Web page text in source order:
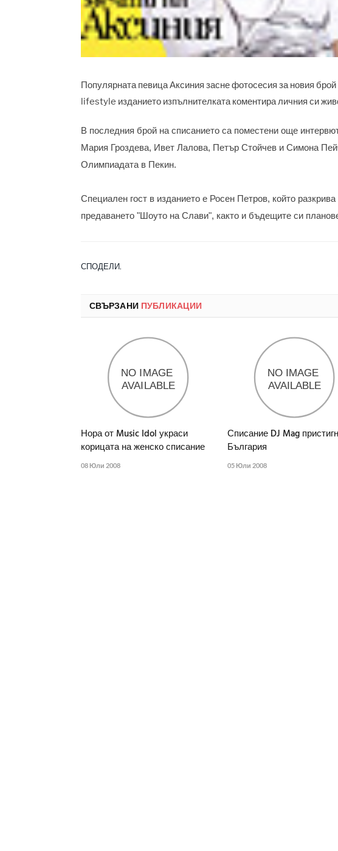
Популярната певица Аксиния засне фотосесия за новия
lifestyle изданието изпълнителката коментира личния си
В последния брой на списанието са поместени още
Мария Гроздева, Ивет Лалова, Петър Стойчев и Симона
Олимпиадата в Пекин.
Специален гост в изданието е Росен Петров, който
предаването "Шоуто на Слави", както и бъдещите си
СПОДЕЛИ.
СВЪРЗАНИ ПУБЛИКАЦИИ
Нора от Music Idol украси
корицата на женско списание
08 Юли 2008
Списание DJ Mag
България
05 Юли 2008